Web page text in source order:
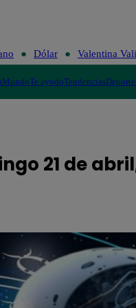
Dólar Valentina
MundoTe ayudoTendencias
21 de